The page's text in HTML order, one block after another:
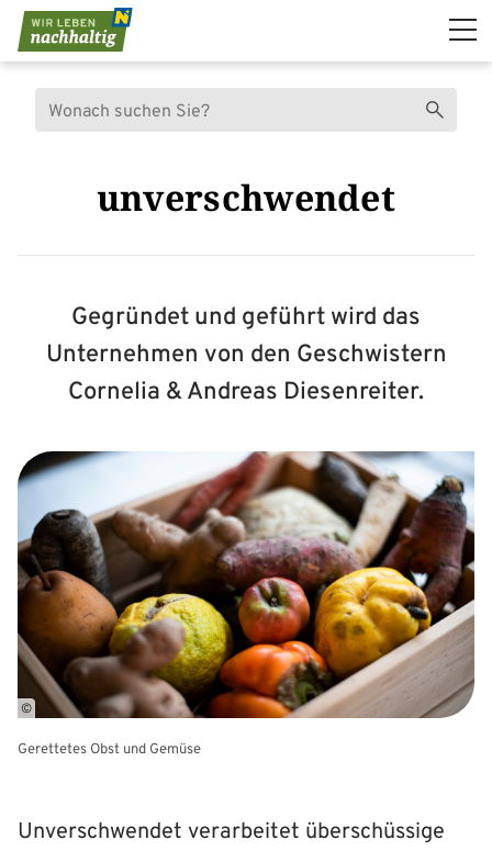
Navigation überspringen
Suche Suchen
unverschwendet
Gegründet und geführt wird das
Unternehmen von den Geschwistern
Cornelia & Andreas Diesenreiter.
©
Gerettetes Obst und Gemüse
Unverschwendet verarbeitet überschüssige